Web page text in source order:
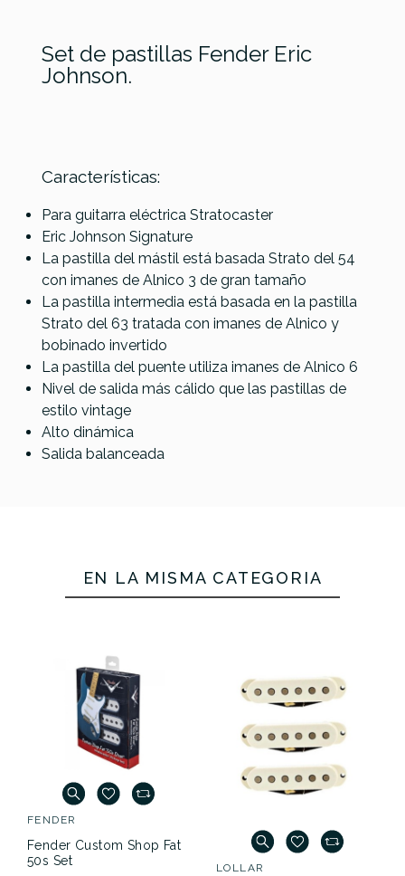
Set de pastillas Fender Eric
Johnson.
Características:
Para guitarra eléctrica Stratocaster
Eric Johnson Signature
La pastilla del mástil está basada Strato del 54
con imanes de Alnico 3 de gran tamaño
La pastilla intermedia está basada en la pastilla
Strato del 63 tratada con imanes de Alnico y
bobinado invertido
La pastilla del puente utiliza imanes de Alnico 6
Nivel de salida más cálido que las pastillas de
estilo vintage
Alto dinámica
Salida balanceada
Fender
57/62
Strat set
52 chrome
set
Special
Set
273,00 € 268,00 € 258,00 € 258,00 €
EN LA MISMA CATEGORÍA
FENDER
Fender Custom Shop Fat
50s Set
LOLLAR